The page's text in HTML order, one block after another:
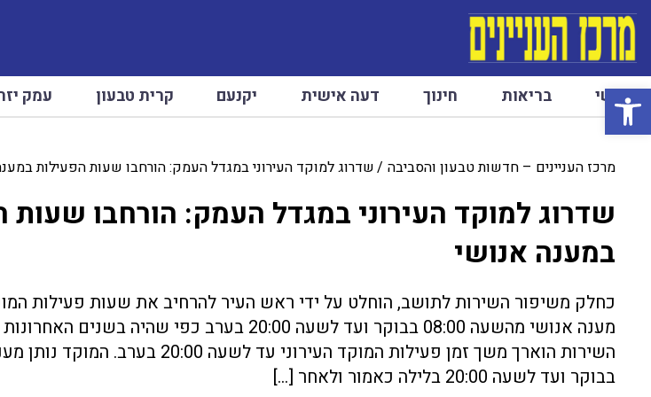
פתח סרגל נגישות
ראשי בריאות חינוך דעה אישית יקנעם קרית טבעון עמק
מרכז העניינים – חדשות טבעון והסביבה שדרוג למוקד העירוני במגדל העמק: הורחבו שעות הפעילות
שדרוג למוקד העירוני במגדל העמק: הורחבו שעות
במענה אנושי
כחלק משיפור השירות לתושב, הוחלט על ידי ראש העיר להרחיב את שעות פעילות
מענה אנושי מהשעה 08:00 בבוקר ועד לשעה 20:00 בערב כפי שהיה
בבוקר ועד לשעה 20:00 בלילה כאמור ולאחר […]